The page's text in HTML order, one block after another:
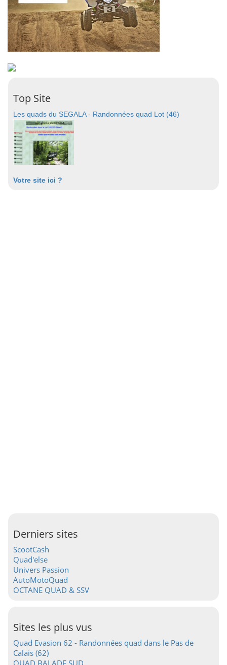
Top Site
Les quads du SEGALA - Randonnées quad Lot (46)
Votre site ici ?
Derniers sites
ScootCash
Quad'else
Univers Passion
AutoMotoQuad
OCTANE QUAD & SSV
Sites les plus vus
Quad Evasion 62 - Randonnées quad dans le Pas de
Calais (62)
QUAD BALADE SUD